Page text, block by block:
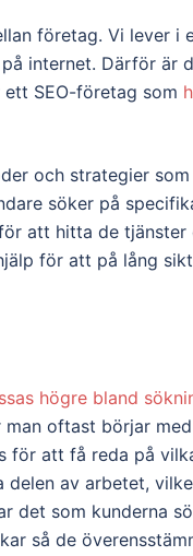
företag. Vi lever i
internet. Därför är
SEO-företag som
och strategier
söker på
att hitta de tjänster
för att på lång
högre bland
oftast börjar
för att få reda på
delen av arbetet,
det som kunderna
så de